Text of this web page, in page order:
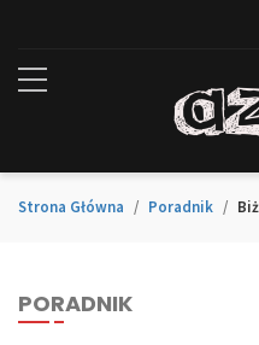
Strona Główna Poradnik
PORADNIK